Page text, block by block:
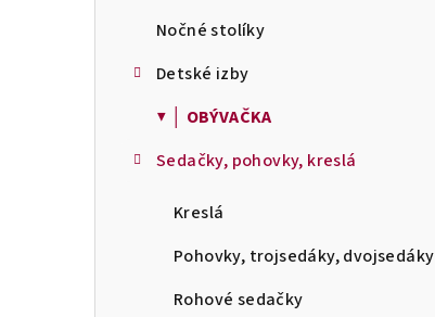
Nočné stolíky
Detské izby
▼ │ OBÝVAČKA
Sedačky, pohovky, kreslá
Kreslá
Pohovky, trojsedáky, dvojsedáky
Rohové sedačky